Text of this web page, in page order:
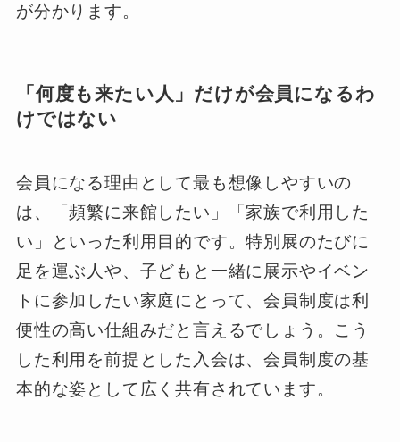
が分かります。
「何度も来たい人」だけが会員になるわ
けではない
会員になる理由として最も想像しやすいの
は、「頻繁に来館したい」「家族で利用した
い」といった利用目的です。特別展のたびに
足を運ぶ人や、子どもと一緒に展示やイベン
トに参加したい家庭にとって、会員制度は利
便性の高い仕組みだと言えるでしょう。こう
した利用を前提とした入会は、会員制度の基
本的な姿として広く共有されています。